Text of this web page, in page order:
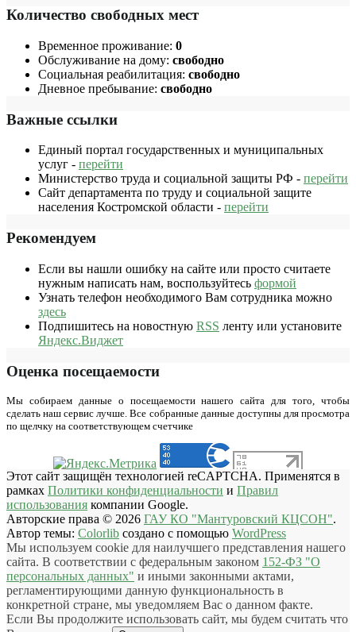
Количество свободных мест
Временное проживание: 0
Обслуживание на дому: свободно
Социальная реабилитация: свободно
Дневное пребывание: свободно
Важные ссылки
Единый портал государственных и муниципальных
услуг - перейти
Министерство труда и социальной защиты РФ - перейти
Сайт департамента по труду и социальной защите
населения Костромской области - перейти
Рекомендуем
Если вы нашли ошибку на сайте или просто считаете
нужным написать нам, воспользуйтесь формой
Узнать телефон необходимого Вам сотрудника можно
здесь
Подпишитесь на новостную RSS ленту или установите
Яндекс.Виджет
Оценка посещаемости
Мы собираем данные о посещаемости нашего сайта для того, чтобы
сделать наш сервис лучше. Все собранные данные доступны для просмотра
по щелчку на соответствующем счетчике
Этот сайт защищён технологией reCAPTCHA. Применятся в
рамках Политики конфиденциальности и Правил
использования компании Google.
Авторские права © 2026 ГАУ КО "Мантуровский КЦСОН".
Автор темы: Colorlib создано с помощью WordPress
Мы используем cookie для наилучшего представления нашего
сайта. В соответствии с федеральным законом 152-ФЗ "О
персональных данных" и иными законными актами,
регламентирующими данную функциональность в
конкретной стране, мы уведомляем Вас о данном факте.
Если Вы продолжите использовать сайт, мы будем считать что